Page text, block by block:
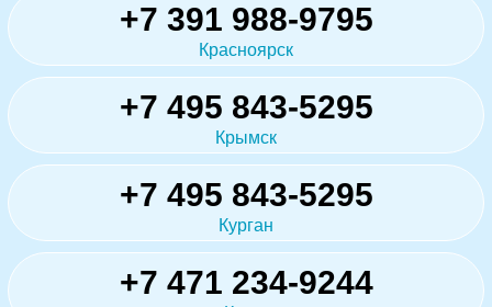
+7 391 988-9795
Красноярск
+7 495 843-5295
Крымск
+7 495 843-5295
Курган
+7 471 234-9244